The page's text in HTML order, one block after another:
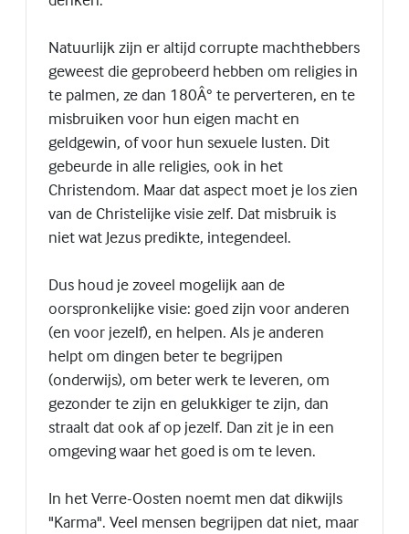
Natuurlijk zijn er altijd corrupte machthebbers
geweest die geprobeerd hebben om religies in
te palmen, ze dan 180Â° te perverteren, en te
misbruiken voor hun eigen macht en
geldgewin, of voor hun sexuele lusten. Dit
gebeurde in alle religies, ook in het
Christendom. Maar dat aspect moet je los zien
van de Christelijke visie zelf. Dat misbruik is
niet wat Jezus predikte, integendeel.
Dus houd je zoveel mogelijk aan de
oorspronkelijke visie: goed zijn voor anderen
(en voor jezelf), en helpen. Als je anderen
helpt om dingen beter te begrijpen
(onderwijs), om beter werk te leveren, om
gezonder te zijn en gelukkiger te zijn, dan
straalt dat ook af op jezelf. Dan zit je in een
omgeving waar het goed is om te leven.
In het Verre-Oosten noemt men dat dikwijls
"Karma". Veel mensen begrijpen dat niet, maar